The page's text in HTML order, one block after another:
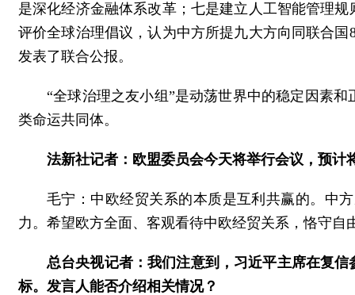
是深化经济金融体系改革；七是建立人工智能管理
评价全球治理倡议，认为中方所提九大方向同联合
发表了联合公报。
“全球治理之友小组”是动荡世界中的稳定因素
类命运共同体。
法新社记者：欧盟委员会今天将举行会议，预
毛宁：中欧经贸关系的本质是互利共赢的。中
力。希望欧方全面、客观看待中欧经贸关系，恪守
总台央视记者：我们注意到，习近平主席在复
标。发言人能否介绍相关情况？